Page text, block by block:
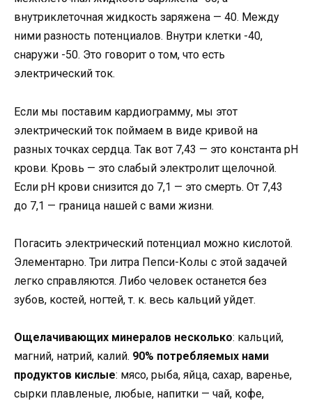
внутриклеточная жидкость заряжена — 40. Между
ними разность потенциалов. Внутри клетки -40,
снаружи -50. Это говорит о том, что есть
электрический ток.
Если мы поставим кардиограмму, мы этот
электрический ток поймаем в виде кривой на
разных точках сердца. Так вот 7,43 — это константа рН
крови. Кровь — это слабый электролит щелочной.
Если рН крови снизится до 7,1 — это смерть. От 7,43
до 7,1 — граница нашей с вами жизни.
Погасить электрический потенциал можно кислотой.
Элементарно. Три литра Пепси-Колы с этой задачей
легко справляются. Либо человек останется без
зубов, костей, ногтей, т. к. весь кальций уйдет.
Ощелачивающих минералов несколько: кальций,
магний, натрий, калий. 90% потребляемых нами
продуктов кислые: мясо, рыба, яйца, сахар, варенье,
сырки плавленые, любые, напитки — чай, кофе,